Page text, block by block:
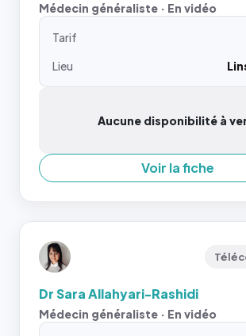
Médecin généraliste · En vidéo
Tarif
Lieu
Aucune disponibilité à
Voir la fiche
Dr Sara Allahyari-Rashidi
Médecin généraliste · En vidéo